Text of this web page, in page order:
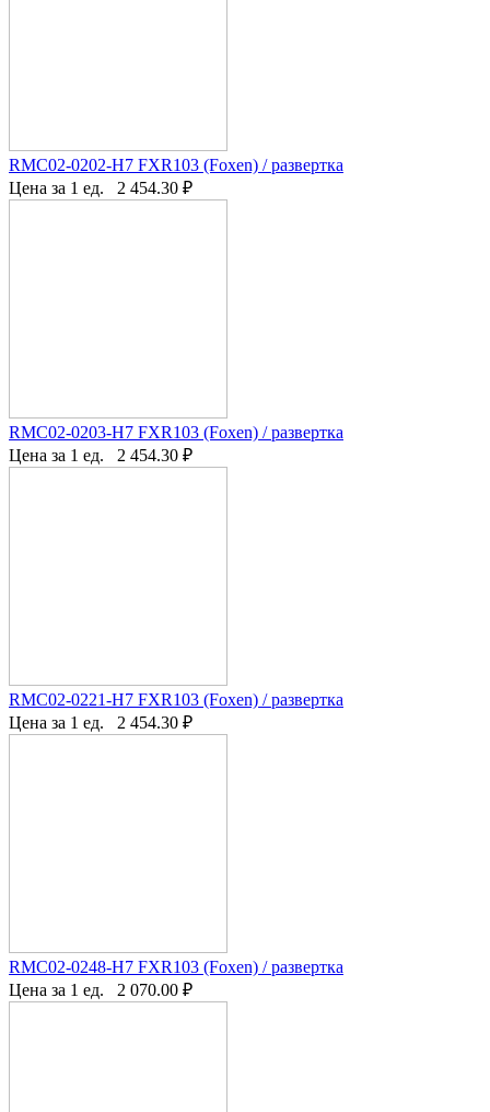
RMC02-0202-H7 FXR103 (Foxen) / развертка
Цена за 1 ед.
2 454.30 ₽
RMC02-0203-H7 FXR103 (Foxen) / развертка
Цена за 1 ед.
2 454.30 ₽
RMC02-0221-H7 FXR103 (Foxen) / развертка
Цена за 1 ед.
2 454.30 ₽
RMC02-0248-H7 FXR103 (Foxen) / развертка
Цена за 1 ед.
2 070.00 ₽